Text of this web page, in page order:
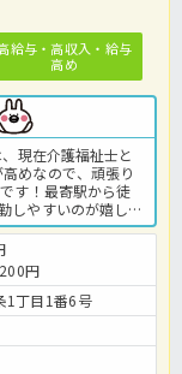
給与・高収入・給与
高め
現在介護福祉士と
めなので、頑張り
す！最寄駅から徒
しやすいのが嬉し
できるように法人
にご相談ください
護職 正社員 有料
円
1丁目1番6号